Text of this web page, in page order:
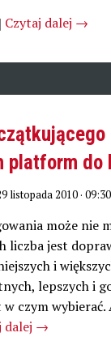
Czytaj dalej →
platform do
listopada 2010 · 09:30
może nie
liczba jest
i
lepszych i
czym
dalej →